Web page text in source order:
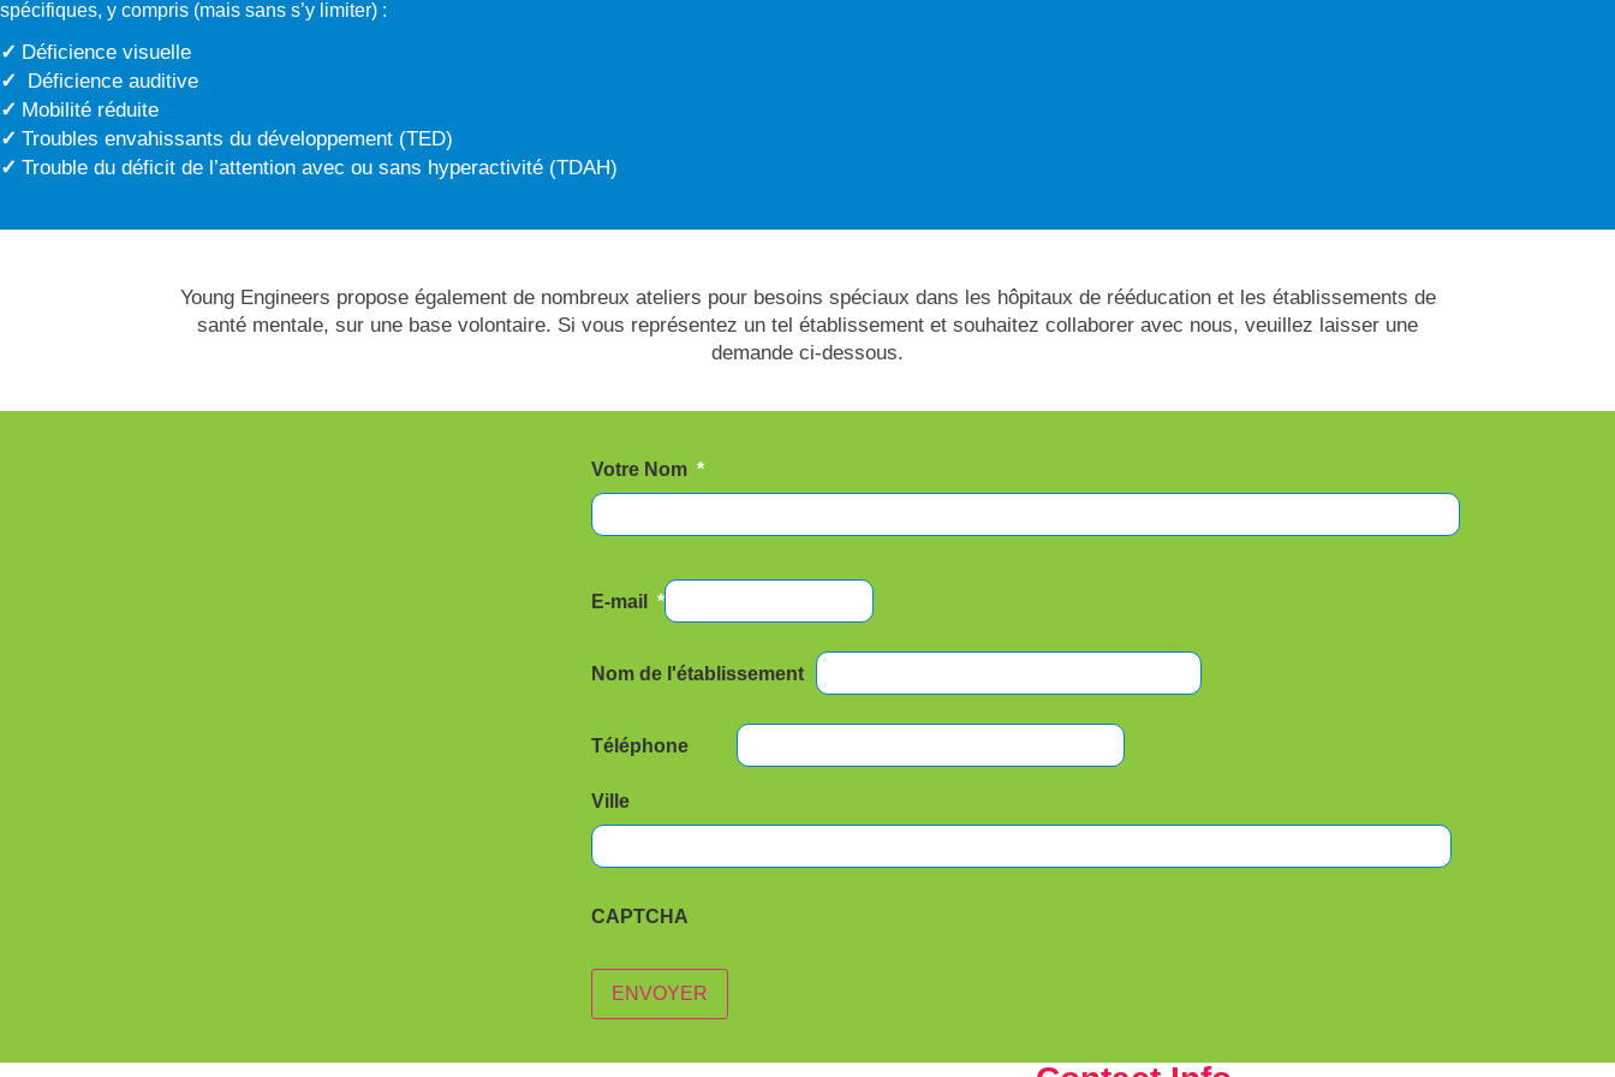
spécifiques, y compris (mais sans s’y limiter) :
Déficience visuelle
Déficience auditive
Mobilité réduite
Troubles envahissants du développement (TED)
Trouble du déficit de l’attention avec ou sans hyperactivité (TDAH)
Young Engineers propose également de nombreux ateliers pour besoins spéciaux dans les hôpitaux de rééducation et les établissements de
santé mentale, sur une base volontaire. Si vous représentez un tel établissement et souhaitez collaborer avec nous, veuillez laisser une
demande ci-dessous.
Votre Nom *
E-mail *
Nom de l'établissement
Téléphone
Ville
CAPTCHA
ENVOYER